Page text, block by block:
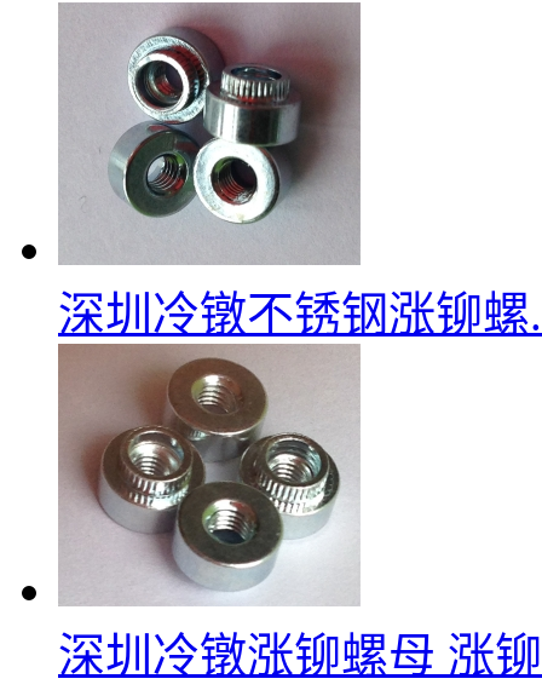
深圳冷镦不锈钢涨铆
深圳冷镦涨铆螺母 涨